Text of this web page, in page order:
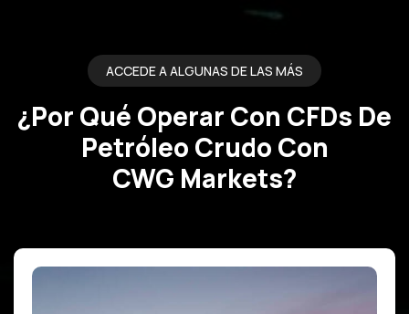
ACCEDE A ALGUNAS DE LAS MÁS
¿Por Qué Operar Con CFDs De
Petróleo Crudo Con
CWG Markets?